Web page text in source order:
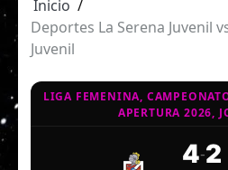
Inicio
Deportes La Serena Juvenil
Juvenil
LIGA FEMENINA,
APERTURA 2026,
4-2